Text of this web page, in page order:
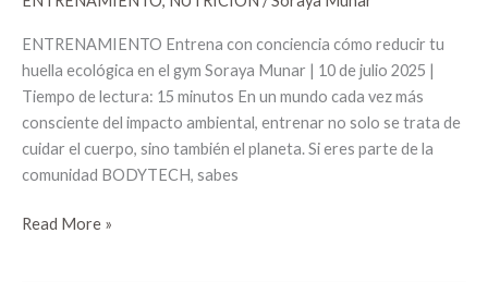
ENTRENAMIENTO Entrena con conciencia cómo reducir tu
huella ecológica en el gym Soraya Munar | 10 de julio 2025 |
Tiempo de lectura: 15 minutos En un mundo cada vez más
consciente del impacto ambiental, entrenar no solo se trata de
cuidar el cuerpo, sino también el planeta. Si eres parte de la
comunidad BODYTECH, sabes
Read More »